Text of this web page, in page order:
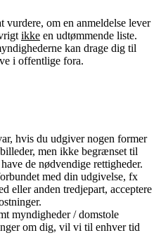
vurdere, om en anmeldelse lever
ikke en udtømmende liste.
kan drage dig til
i offentlige fora.
hvis du udgiver nogen former
men ikke begrænset til
de nødvendige rettigheder.
med din udgivelse, fx
eller anden tredjepart, acceptere
myndigheder / domstole
om dig, vil vi til enhver tid